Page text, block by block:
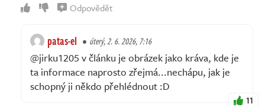
Odpovědět
patas-el úterý, 2. 6. 2026, 7:16
@jirku1205 v článku je obrázek jako kráva, kde je
ta informace naprosto zřejmá...nechápu, jak je
schopný ji někdo přehlédnout :D
11